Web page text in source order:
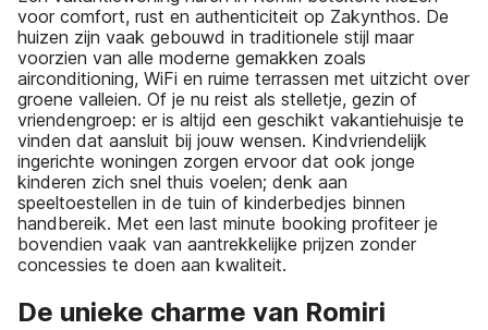
voor comfort, rust en authenticiteit op Zakynthos. De
huizen zijn vaak gebouwd in traditionele stijl maar
voorzien van alle moderne gemakken zoals
airconditioning, WiFi en ruime terrassen met uitzicht over
groene valleien. Of je nu reist als stelletje, gezin of
vriendengroep: er is altijd een geschikt vakantiehuisje te
vinden dat aansluit bij jouw wensen. Kindvriendelijk
ingerichte woningen zorgen ervoor dat ook jonge
kinderen zich snel thuis voelen; denk aan
speeltoestellen in de tuin of kinderbedjes binnen
handbereik. Met een last minute booking profiteer je
bovendien vaak van aantrekkelijke prijzen zonder
concessies te doen aan kwaliteit.
De unieke charme van Romiri